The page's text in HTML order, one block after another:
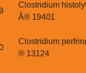
Clostridium
Â® 19401
Clostridium
® 13124